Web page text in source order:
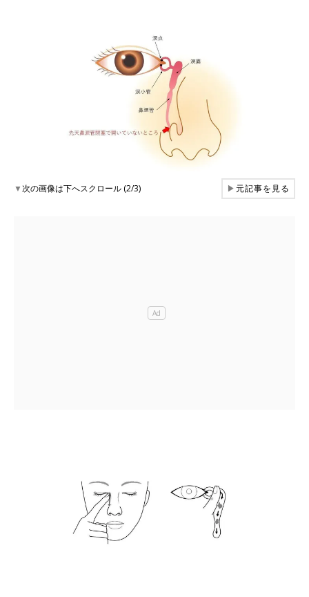
▼次の画像は下へスクロール (2/3) ▶元記事を見る